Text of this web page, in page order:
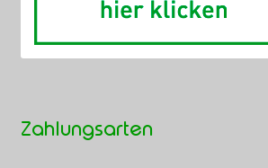
Zahlungsarten